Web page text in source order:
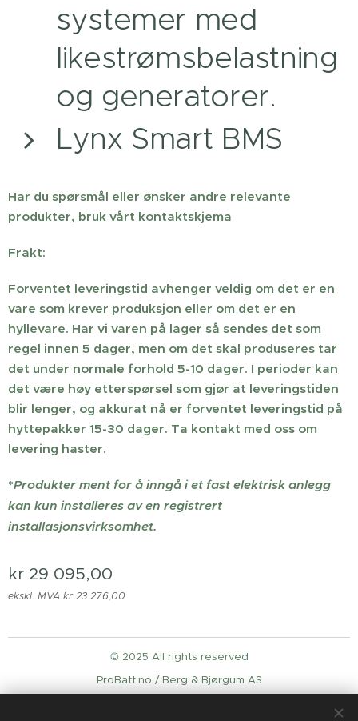
systemer med
likestrømsbelastning
og generatorer.
Lynx Smart BMS
Har du spørsmål eller ønsker andre relevante
produkter, bruk vårt kontaktskjema
Frakt:
Forventet leveringstid avhenger veldig om det er en
vare som krever produksjon eller om det er en
hyllevare. Har vi varen på lager så sendes det som
regel innen 5 dager, men om det skal produseres tar
det under normale forhold 5-10 dager. I perioder kan
det være høy etterspørsel som gjør at leveringstiden
blir lenger, og akkurat nå er forventet leveringstid på
hyttepakker 15-30 dager. Ta kontakt med oss om
levering haster.
*Produkter ment for å inngå i et fast elektrisk anlegg
kan kun installeres av en registrert
installasjonsvirksomhet.
kr 29 095,00
ekskl. MVA kr 23 276,00
© 2025 All rights reserved
ProBatt.no / Berg & Bjørgum AS